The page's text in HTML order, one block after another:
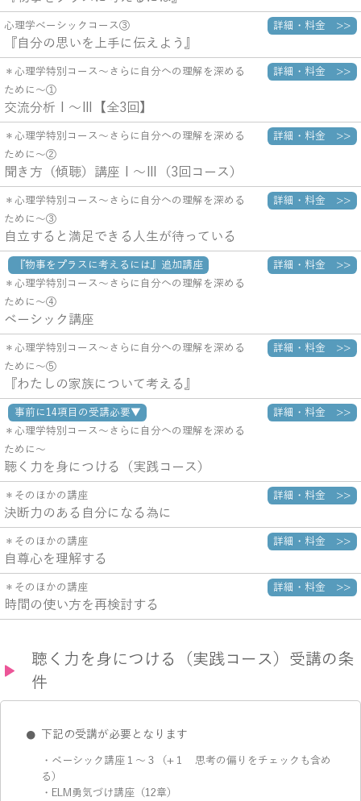
心理学べーシックコース③
『自分の思いを上手に伝えよう』
詳細・料金 >>
＊心理学特別コース～さらに自分への理解を深める
ために～①
交流分析Ⅰ～Ⅲ【全3回】
詳細・料金 >>
＊心理学特別コース～さらに自分への理解を深める
ために～②
聞き方（傾聴）講座Ⅰ～Ⅲ（3回コース）
詳細・料金 >>
＊心理学特別コース～さらに自分への理解を深める
ために～③
自立すると満足できる人生が待っている
詳細・料金 >>
『物事をプラスに考えるには』追加講座
＊心理学特別コース～さらに自分への理解を深める
ために～④
ベーシック講座
詳細・料金 >>
＊心理学特別コース～さらに自分への理解を深める
ために～⑤
『わたしの家族について考える』
詳細・料金 >>
事前に14項目の受講必要▼
＊心理学特別コース～さらに自分への理解を深める
ために～
聴く力を身につける（実践コース）
詳細・料金 >>
＊そのほかの講座
決断力のある自分になる為に
詳細・料金 >>
＊そのほかの講座
自尊心を理解する
詳細・料金 >>
＊そのほかの講座
時間の使い方を再検討する
詳細・料金 >>
聴く力を身につける（実践コース）受講の条
件
下記の受講が必要となります
・ベーシック講座１～３（+１ 思考の偏りをチェックも含め
る）
・ELM勇気づけ講座（12章）